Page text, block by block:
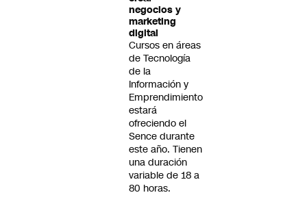
negocios y
marketing
digital
Cursos en áreas
de Tecnología
de la
Información y
Emprendimiento
estará
ofreciendo el
Sence durante
este año. Tienen
una duración
variable de 18 a
80 horas.